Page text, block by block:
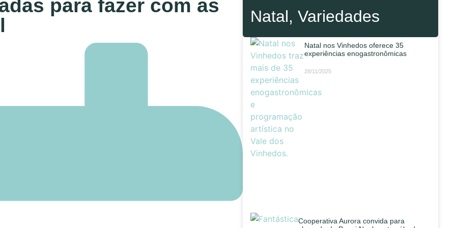
para fazer com as
Natal, Variedades
Natal nos Vinhedos oferece 35
experiências enogastronômicas
28/11/2025
Cooperativa Aurora convida para